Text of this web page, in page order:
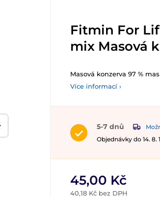
Fitmin For
mix Masová
Masová konzerva 97 %
Více informací ›
5-7 dnů
Objednávky do 14.
45,00 Kč
40,18 Kč bez DPH